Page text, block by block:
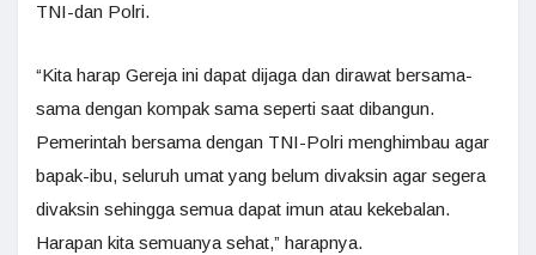
TNI-dan Polri.
“Kita harap Gereja ini dapat dijaga dan dirawat bersama-
sama dengan kompak sama seperti saat dibangun.
Pemerintah bersama dengan TNI-Polri menghimbau agar
bapak-ibu, seluruh umat yang belum divaksin agar segera
divaksin sehingga semua dapat imun atau kekebalan.
Harapan kita semuanya sehat,” harapnya.